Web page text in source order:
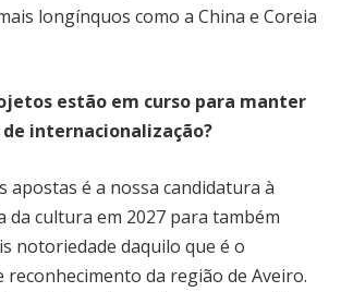
longínquos como a China e Coreia
estão em curso para manter
internacionalização?
apostas é a nossa candidatura à
da cultura em 2027 para também
notoriedade daquilo que é o
reconhecimento da região de Aveiro.